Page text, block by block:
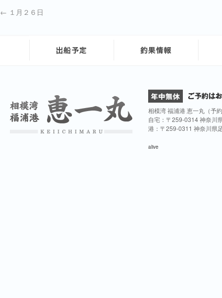
← １月２６日
相模湾 福浦港 恵一丸（予
自宅：〒259-0314 神奈川
港：〒259-0311 神奈川県
alive